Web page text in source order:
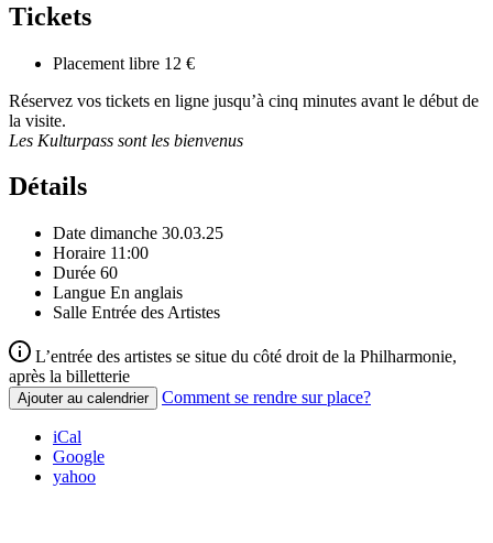
Tickets
Placement libre 12 €
Réservez vos tickets en ligne jusqu’à cinq minutes avant le début de
la visite.
Les Kulturpass sont les bienvenus
Détails
Date dimanche 30.03.25
Horaire 11:00
Durée 60
Langue En anglais
Salle Entrée des Artistes
L’entrée des artistes se situe du côté droit de la Philharmonie,
après la billetterie
Ajouter au calendrier Comment se rendre sur place?
iCal
Google
yahoo